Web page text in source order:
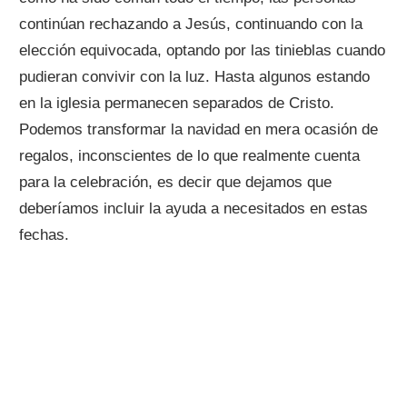
continúan rechazando a Jesús, continuando con la
elección equivocada, optando por las tinieblas cuando
pudieran convivir con la luz. Hasta algunos estando
en la iglesia permanecen separados de Cristo.
Podemos transformar la navidad en mera ocasión de
regalos, inconscientes de lo que realmente cuenta
para la celebración, es decir que dejamos que
deberíamos incluir la ayuda a necesitados en estas
fechas.